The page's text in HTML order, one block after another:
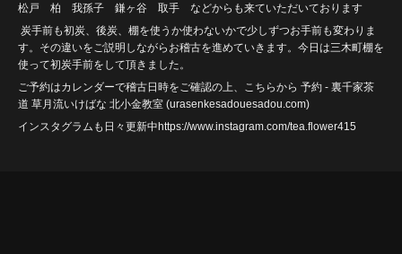
松戸 柏 我孫子 鎌ヶ谷 取手 などからも来ていただいております
炭手前も初炭、後炭、棚を使うか使わないかで少しずつお手前も変わりま
す。その違いをご説明しながらお稽古を進めていきます。今日は三木町棚を
使って初炭手前をして頂きました。
ご予約はカレンダーで稽古日時をご確認の上、こちらから 予約 - 裏千家茶
道 草月流いけばな 北小金教室 (urasenkesadouesadou.com)
インスタグラムも日々更新中https://www.instagram.com/tea.flower415